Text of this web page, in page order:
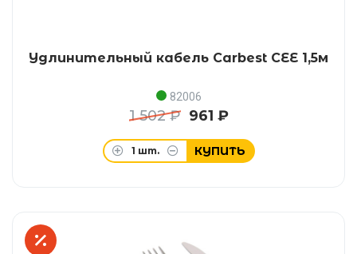
Удлинительный кабель Carbest CEE 1,5м
82006
1 502 ₽ 961 ₽
1 шт. КУПИТЬ